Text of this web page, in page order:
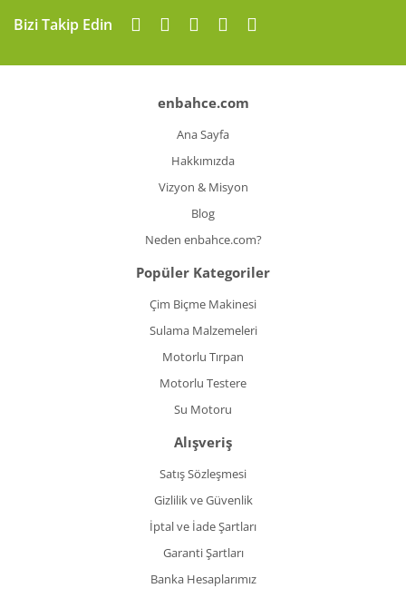
Gönder
Bizi Takip Edin
enbahce.com
Ana Sayfa
Hakkımızda
Vizyon & Misyon
Blog
Neden enbahce.com?
Popüler Kategoriler
Çim Biçme Makinesi
Sulama Malzemeleri
Motorlu Tırpan
Motorlu Testere
Su Motoru
Alışveriş
Satış Sözleşmesi
Gizlilik ve Güvenlik
İptal ve İade Şartları
Garanti Şartları
Banka Hesaplarımız